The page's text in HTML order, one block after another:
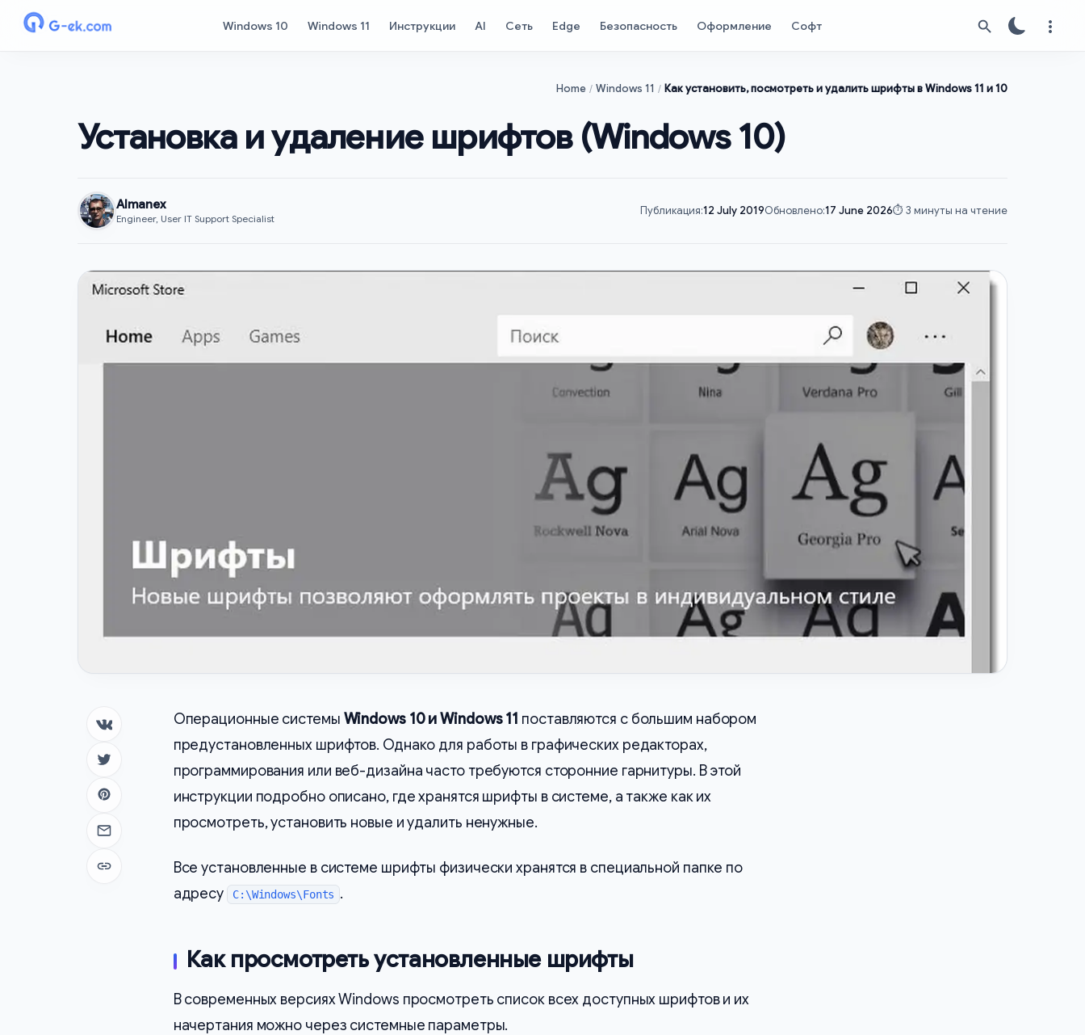
Windows 10 Windows 11 Инструкции AI Сеть Edge Безопасность Оформление Софт
Home Windows 11 Как установить, посмотреть и удалить шрифты в Windows 11 и 10
Установка и удаление шрифтов (Windows 10)
Almanex
Engineer, User IT Support Specialist
Публикация:12 July 2019Обновлено:17 June 2026⏱️ 3 минуты на чтение
Поделиться в ВК
Поделиться в Twitter
Поделиться в Pinterest
Отправить на почту
Копировать ссылку
Операционные системы Windows 10 и Windows 11 поставляются с большим набором
предустановленных шрифтов. Однако для работы в графических редакторах,
программирования или веб-дизайна часто требуются сторонние гарнитуры. В этой
инструкции подробно описано, где хранятся шрифты в системе, а также как их
просмотреть, установить новые и удалить ненужные.
Все установленные в системе шрифты физически хранятся в специальной папке по
адресу
C:\Windows\Fonts .
Как просмотреть установленные шрифты
В современных версиях Windows просмотреть список всех доступных шрифтов и их
начертания можно через системные параметры.